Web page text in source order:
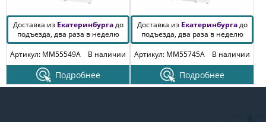
Доставка из Екатеринбургадо
подъезда, два раза в неделю
Артикул: MM55549A
В наличии
Подробнее
Доставка из Екатеринбургадо
подъезда, два раза в неделю
Артикул: MM55745A
В наличии
Подробнее